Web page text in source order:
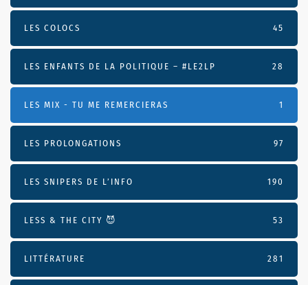
LES COLOCS 45
LES ENFANTS DE LA POLITIQUE – #LE2LP 28
LES MIX - TU ME REMERCIERAS 1
LES PROLONGATIONS 97
LES SNIPERS DE L’INFO 190
LESS & THE CITY 😈 53
LITTÉRATURE 281